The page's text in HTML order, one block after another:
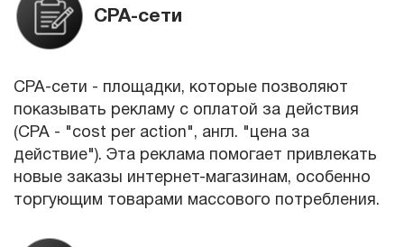
CPA-сети
CPA-сети - площадки, которые позволяют
показывать рекламу с оплатой за действия
(CPA - "cost per action", англ. "цена за
действие"). Эта реклама помогает привлекать
новые заказы интернет-магазинам, особенно
торгующим товарами массового потребления.